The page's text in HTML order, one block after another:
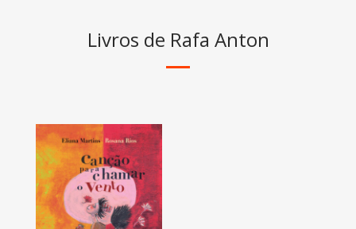
Livros de Rafa Anton